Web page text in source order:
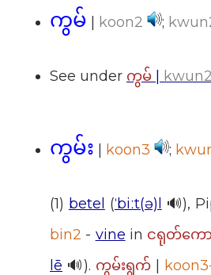
ကွမ် | koon2 ;
See under ကွမ် | kwun2
ကွမ်း | koon3 ;
(1) betel (ˈbiːt(ə)l 🔊),
bin2 - vine in ငရုတ်ကော
lē 🔊). ကွမ်းရွက်|